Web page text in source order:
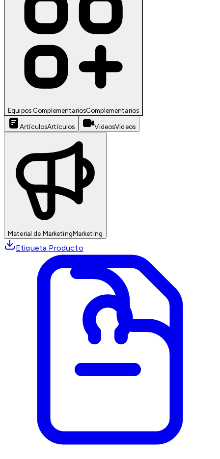
Equipos ComplementariosComplementarios
ArtículosArtículos VideosVideos
Material de MarketingMarketing
Etiqueta Producto